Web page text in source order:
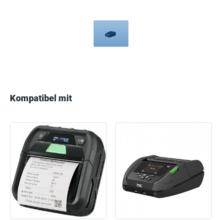
Kompatibel mit